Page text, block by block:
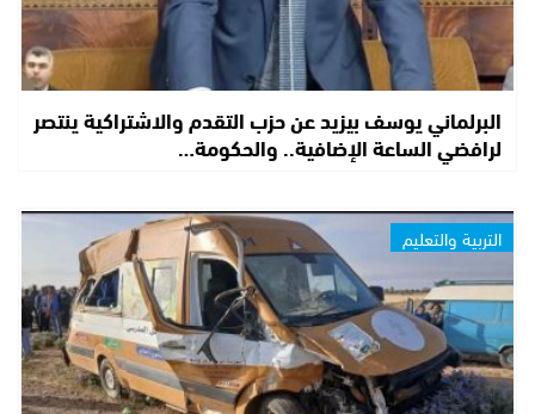
البرلماني يوسف بيزيد عن حزب التقدم والاشتراكية ينتصر
لرافضي الساعة الإضافية.. والحكومة…
التربية والتعليم